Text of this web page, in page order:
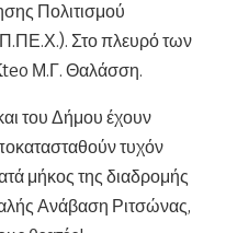
Πολιτισμού
Στο πλευρό των
Μ.Γ. Θαλάσση.
του Δήμου έχουν
τυχόν
μήκος της διαδρομής
Ανάβαση Ριτσώνας,